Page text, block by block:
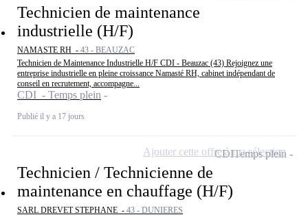
Technicien de maintenance
industrielle (H/F)
NAMASTE RH - 43 - BEAUZAC
Technicien de Maintenance Industrielle H/F CDI - Beauzac (43) Rejoignez une
entreprise industrielle en pleine croissance Namasté RH, cabinet indépendant de
conseil en recrutement, accompagne...
CDI - Temps plein
Publié il y a 17 jours
Technicien / Technicienne de
maintenance en chauffage (H/F)
SARL DREVET STEPHANE - 43 - DUNIERES
CDITemps plein
Ajouter cette offre à ma sélection